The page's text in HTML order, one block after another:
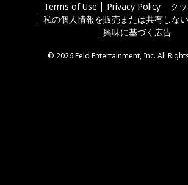
Terms of Use Privacy Policy
ク
私の個人情報を販売または共有しな
興味に基づく広告
© 2026 Feld Entertainment, Inc. All